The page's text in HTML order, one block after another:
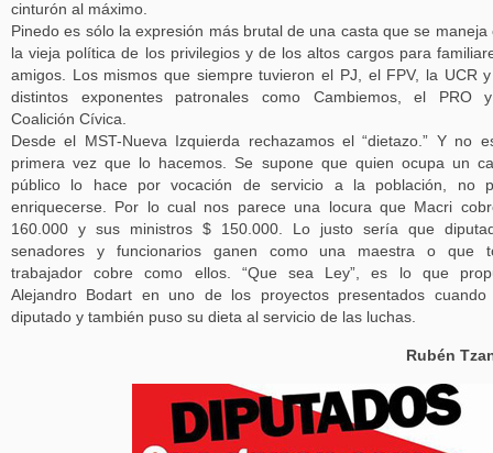
cinturón al máximo.
Pinedo es sólo la expresión más brutal de una casta que se maneja
la vieja política de los privilegios y de los altos cargos para
amigos. Los mismos que siempre tuvieron el PJ, el FPV, la UCR
distintos exponentes patronales como Cambiemos, el PRO
Coalición Cívica.
Desde el MST-Nueva Izquierda rechazamos el “dietazo.” Y no
primera vez que lo hacemos. Se supone que quien ocupa un
público lo hace por vocación de servicio a la población, no
enriquecerse. Por lo cual nos parece una locura que Macri
160.000 y sus ministros $ 150.000. Lo justo sería que
senadores y funcionarios ganen como una maestra o que
trabajador cobre como ellos. “Que sea Ley”, es lo que
Alejandro Bodart en uno de los proyectos presentados cuando
diputado y también puso su dieta al servicio de las luchas.
Rubén